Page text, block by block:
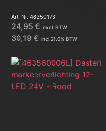
Art. Nr. 46350173
24,95 € excl. BTW
30,19 € incl.21.0% BTW